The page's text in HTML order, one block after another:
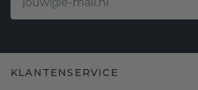
KLANTENSERVICE